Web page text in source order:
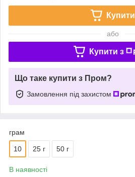
Купити
або
Купити з
Що таке купити з Пром?
Замовлення під захистом
грам
10 25 г 50 г
В наявності